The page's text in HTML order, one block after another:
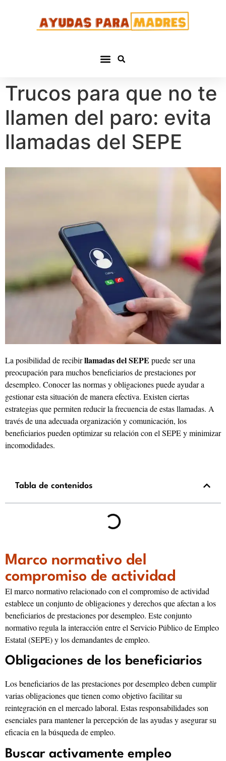
Trucos para que no te
llamen del paro: evita
llamadas del SEPE
La posibilidad de recibirllamadas del SEPE puede ser una
preocupación para muchos beneficiarios de prestaciones por
desempleo. Conocer las normas y obligaciones puede ayudar a
gestionar esta situación de manera efectiva. Existen ciertas
estrategias que permiten reducir la frecuencia de estas llamadas. A
través de una adecuada organización y comunicación, los
beneficiarios pueden optimizar su relación con el SEPE y minimizar
incomodidades.
Tabla de contenidos
Marco normativo del
compromiso de actividad
El marco normativo relacionado con el compromiso de actividad
establece un conjunto de obligaciones y derechos que afectan a los
beneficiarios de prestaciones por desempleo. Este conjunto
normativo regula la interacción entre el Servicio Público de Empleo
Estatal (SEPE) y los demandantes de empleo.
Obligaciones de los beneficiarios
Los beneficiarios de las prestaciones por desempleo deben cumplir
varias obligaciones que tienen como objetivo facilitar su
reintegración en el mercado laboral. Estas responsabilidades son
esenciales para mantener la percepción de las ayudas y asegurar su
eficacia en la búsqueda de empleo.
Buscar activamente empleo